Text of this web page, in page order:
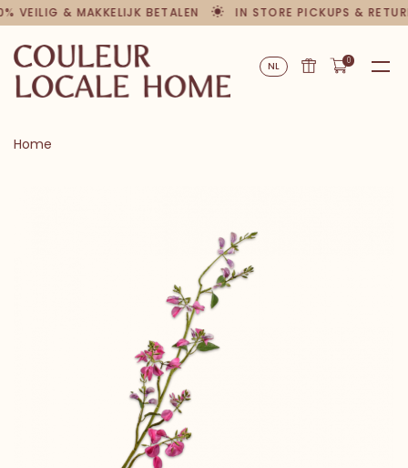
VEILIG & MAKKELIJK BETALEN IN STORE PICKUPS &
NL 0
Home